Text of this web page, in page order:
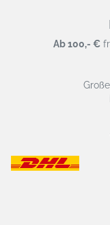
Ab 100,- €